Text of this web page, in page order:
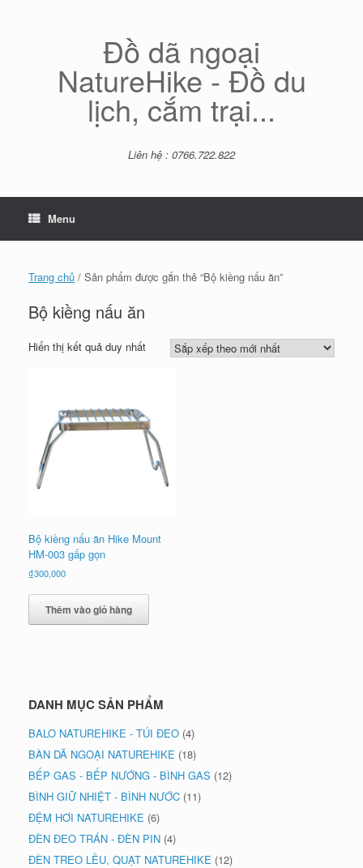
Đồ dã ngoại
NatureHike - Đồ du
lịch, cắm trại...
Liên hệ : 0766.722.822
Menu
Trang chủ / Sản phẩm được gắn thẻ “Bộ kiềng nấu ăn”
Bộ kiềng nấu ăn
Hiển thị kết quả duy nhất
Bộ kiềng nấu ăn Hike Mount
HM-003 gấp gọn
₫300,000
Thêm vào giỏ hàng
DANH MỤC SẢN PHẨM
BALO NATUREHIKE - TÚI ĐEO (4)
BÀN DÃ NGOẠI NATUREHIKE (18)
BẾP GAS - BẾP NƯỚNG - BÌNH GAS (12)
BÌNH GIỮ NHIỆT - BÌNH NƯỚC (11)
ĐỆM HƠI NATUREHIKE (6)
ĐÈN ĐEO TRÁN - ĐÈN PIN (4)
ĐÈN TREO LỀU, QUẠT NATUREHIKE (12)